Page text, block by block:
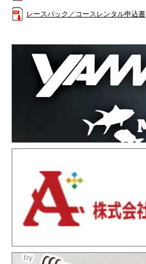
レースパック／コースレンタル申込書